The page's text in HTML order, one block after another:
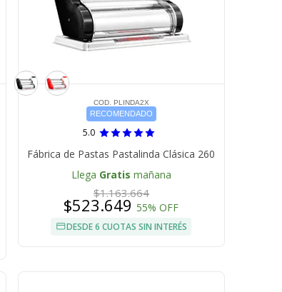
COD. PLINDA2X
RECOMENDADO
5.0
Fábrica de Pastas Pastalinda Clásica 260
Llega Gratis mañana
$1.163.664
$523.64955% OFF
DESDE 6 CUOTAS SIN INTERÉS